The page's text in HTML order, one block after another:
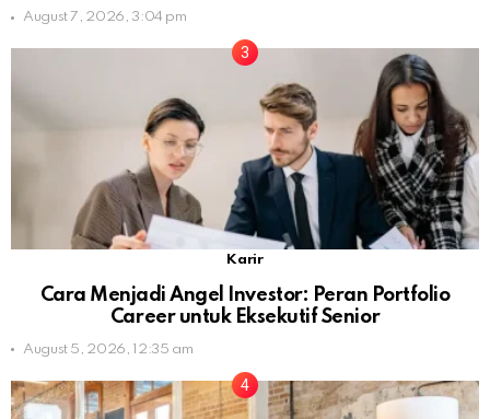
August 7, 2026, 3:04 pm
Karir
Cara Menjadi Angel Investor: Peran Portfolio
Career untuk Eksekutif Senior
August 5, 2026, 12:35 am